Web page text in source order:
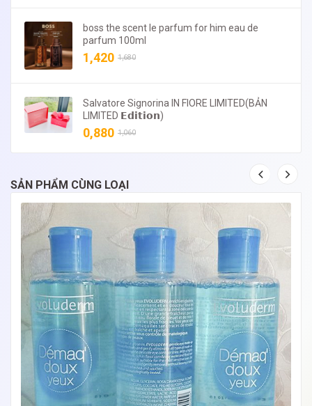
boss the scent le parfum for him eau de
parfum 100ml
1,420 1,680
Salvatore Signorina IN FIORE LIMITED(BẢN
LIMITED 𝗘𝗱𝗶𝘁𝗶𝗼𝗻)
0,880 1,060
SẢN PHẨM CÙNG LOẠI